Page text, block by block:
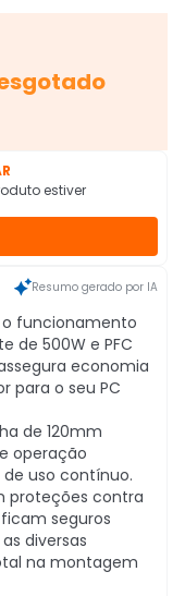
estiver
Resumo gerado por IA
funcionamento
de 500W e PFC
economia
para o seu PC
de 120mm
operação
de uso contínuo.
proteções contra
seguros
diversas
na montagem